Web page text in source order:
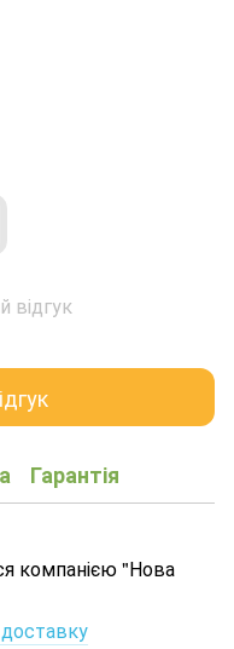
відгук
Гарантія
компанією "Нова